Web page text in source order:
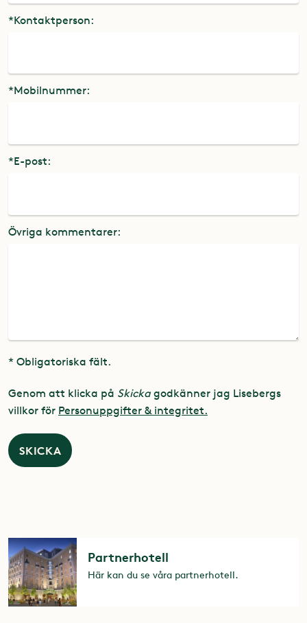
*Kontaktperson:
*Mobilnummer:
*E-post:
Övriga kommentarer:
* Obligatoriska fält.
Genom att klicka på Skicka godkänner jag Lisebergs
villkor för Personuppgifter & integritet.
SKICKA
Partnerhotell
Här kan du se våra partnerhotell.